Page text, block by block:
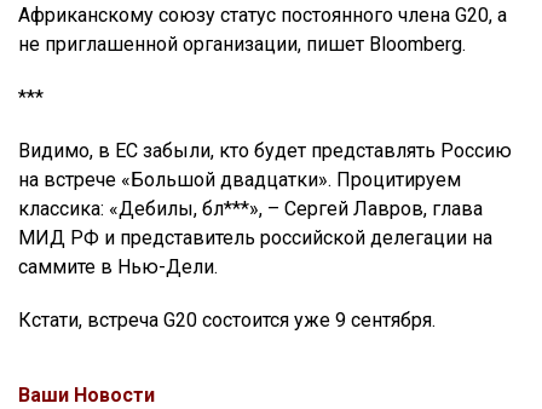
Африканскому союзу статус постоянного члена G20, а
не приглашенной организации, пишет Bloomberg.
***
Видимо, в ЕС забыли, кто будет представлять Россию
на встрече «Большой двадцатки». Процитируем
классика: «Дебилы, бл***», – Сергей Лавров, глава
МИД РФ и представитель российской делегации на
саммите в Нью-Дели.
Кстати, встреча G20 состоится уже 9 сентября.
Ваши Новости